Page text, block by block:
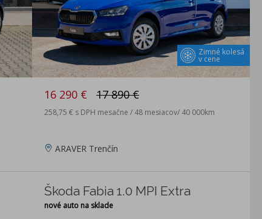
Zimné kolesá
v cene
16 290 € 17 890 €
258,75 € s DPH mesačne / 48 mesiacov/ 40 000km
ARAVER Trenčín
Škoda Fabia 1.0 MPI Extra
nové auto na sklade